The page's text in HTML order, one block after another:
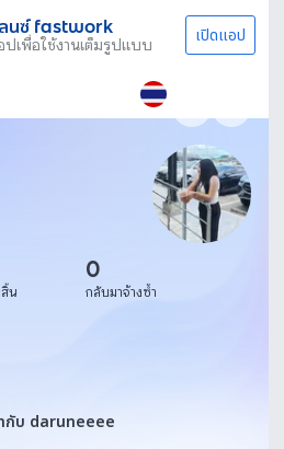
นซ์ fastwork
ปเพื่อใช้งานเต็มรูปแบบ เปิดแอป
น
0
กลับมาจ้างซ้ำ
กับ daruneeee